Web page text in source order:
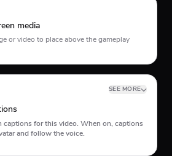
media
or video to place above the gameplay
SEE MORE
captions for this video. When on, captions
and follow the voice.